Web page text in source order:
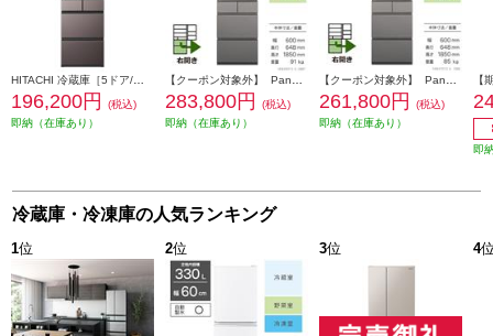
196,200円
(税込)
即納（在庫あり）
283,800円
(税込)
即納（在庫あり）
261,800円
(税込)
即納（在庫あり）
即
冷蔵庫・冷凍庫の人気ランキング
1位 2位 3位 4